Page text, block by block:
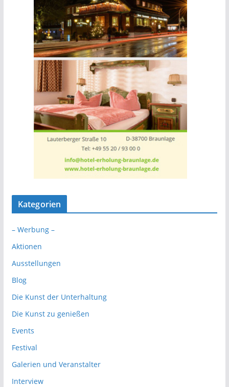
Kategorien
– Werbung –
Aktionen
Ausstellungen
Blog
Die Kunst der Unterhaltung
Die Kunst zu genießen
Events
Festival
Galerien und Veranstalter
Interview